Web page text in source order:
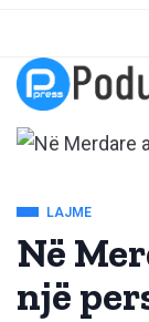
LAJME
Në
një